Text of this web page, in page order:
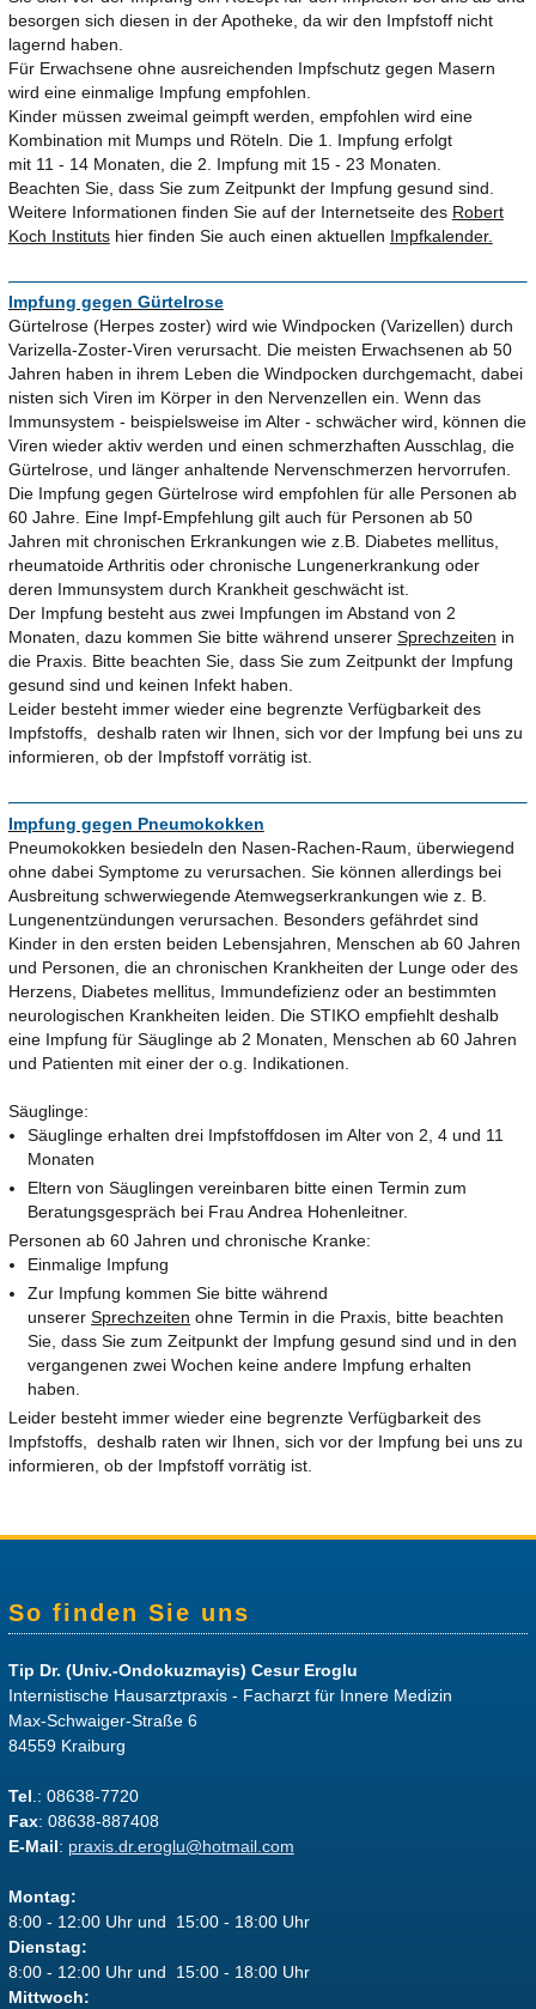
besorgen sich diesen in der Apotheke, da wir den Impfstoff nicht
lagernd haben.
Für Erwachsene ohne ausreichenden Impfschutz gegen Masern
wird eine einmalige Impfung empfohlen.
Kinder müssen zweimal geimpft werden, empfohlen wird eine
Kombination mit Mumps und Röteln. Die 1. Impfung erfolgt
mit 11 - 14 Monaten, die 2. Impfung mit 15 - 23 Monaten.
Beachten Sie, dass Sie zum Zeitpunkt der Impfung gesund sind.
Weitere Informationen finden Sie auf der Internetseite des Robert
Koch Institutshier finden Sie auch einen aktuellen Impfkalender.
Impfung gegen Gürtelrose
Gürtelrose (Herpes zoster) wird wie Windpocken (Varizellen) durch
Varizella-Zoster-Viren verursacht. Die meisten Erwachsenen ab 50
Jahren haben in ihrem Leben die Windpocken durchgemacht, dabei
nisten sich Viren im Körper in den Nervenzellen ein. Wenn das
Immunsystem - beispielsweise im Alter - schwächer wird, können die
Viren wieder aktiv werden und einen schmerzhaften Ausschlag, die
Gürtelrose, und länger anhaltende Nervenschmerzen hervorrufen.
Die Impfung gegen Gürtelrose wird empfohlen für alle Personen ab
60 Jahre. Eine Impf-Empfehlung gilt auch für Personen ab 50
Jahren mit chronischen Erkrankungen wie z.B. Diabetes mellitus,
rheumatoide Arthritis oder chronische Lungenerkrankung oder
deren Immunsystem durch Krankheit geschwächt ist.
Der Impfung besteht aus zwei Impfungen im Abstand von 2
Monaten, dazu kommen Sie bitte während unserer Sprechzeiten in
die Praxis. Bitte beachten Sie, dass Sie zum Zeitpunkt der Impfung
gesund sind und keinen Infekt haben.
Leider besteht immer wieder eine begrenzte Verfügbarkeit des
Impfstoffs, deshalb raten wir Ihnen, sich vor der Impfung bei uns zu
informieren, ob der Impfstoff vorrätig ist.
Impfung gegen Pneumokokken
Pneumokokken besiedeln den Nasen-Rachen-Raum, überwiegend
ohne dabei Symptome zu verursachen. Sie können allerdings bei
Ausbreitung schwerwiegende Atemwegserkrankungen wie z. B.
Lungenentzündungen verursachen. Besonders gefährdet sind
Kinder in den ersten beiden Lebensjahren, Menschen ab 60 Jahren
und Personen, die an chronischen Krankheiten der Lunge oder des
Herzens, Diabetes mellitus, Immundefizienz oder an bestimmten
neurologischen Krankheiten leiden. Die STIKO empfiehlt deshalb
eine Impfung für Säuglinge ab 2 Monaten, Menschen ab 60 Jahren
und Patienten mit einer der o.g. Indikationen.
Säuglinge:
Säuglinge erhalten drei Impfstoffdosen im Alter von 2, 4 und 11
Monaten
Eltern von Säuglingen vereinbaren bitte einen Termin zum
Beratungsgespräch bei Frau Andrea Hohenleitner.
Personen ab 60 Jahren und chronische Kranke:
Einmalige Impfung
Zur Impfung kommen Sie bitte während
unsererSprechzeiten ohne Termin in die Praxis, bitte beachten
Sie, dass Sie zum Zeitpunkt der Impfung gesund sind und in den
vergangenen zwei Wochen keine andere Impfung erhalten
haben.
Leider besteht immer wieder eine begrenzte Verfügbarkeit des
Impfstoffs, deshalb raten wir Ihnen, sich vor der Impfung bei uns zu
informieren, ob der Impfstoff vorrätig ist.
So finden Sie uns
Tip Dr. (Univ.-Ondokuzmayis) Cesur Eroglu
Internistische Hausarztpraxis - Facharzt für Innere Medizin
Max-Schwaiger-Straße 6
84559 Kraiburg
Tel .: 08638-7720
Fax: 08638-887408
E-Mail : praxis.dr.eroglu@hotmail.com
Montag:
8:00 - 12:00 Uhr und 15:00 - 18:00 Uhr
Dienstag:
8:00 - 12:00 Uhr und 15:00 - 18:00 Uhr
Mittwoch: